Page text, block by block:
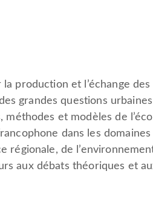
production et l’échange
grandes questions
et modèles de
dans les domaines
régionale, de
aux débats théoriques et